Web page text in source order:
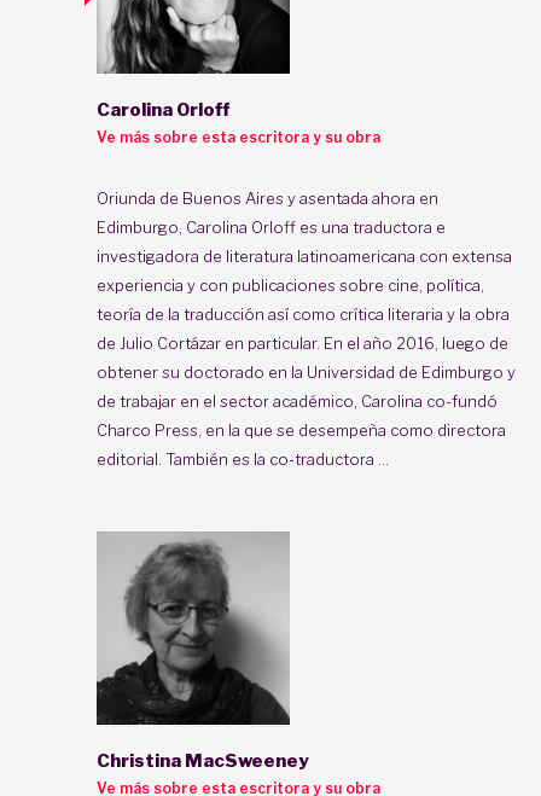
Carolina Orloff
Ve más sobre esta escritora y su obra
Oriunda de Buenos Aires y asentada ahora en
Edimburgo, Carolina Orloff es una traductora e
investigadora de literatura latinoamericana con extensa
experiencia y con publicaciones sobre cine, política,
teoría de la traducción así como crítica literaria y la obra
de Julio Cortázar en particular. En el año 2016, luego de
obtener su doctorado en la Universidad de Edimburgo y
de trabajar en el sector académico, Carolina co-fundó
Charco Press, en la que se desempeña como directora
editorial. También es la co-traductora ...
Christina MacSweeney
Ve más sobre esta escritora y su obra